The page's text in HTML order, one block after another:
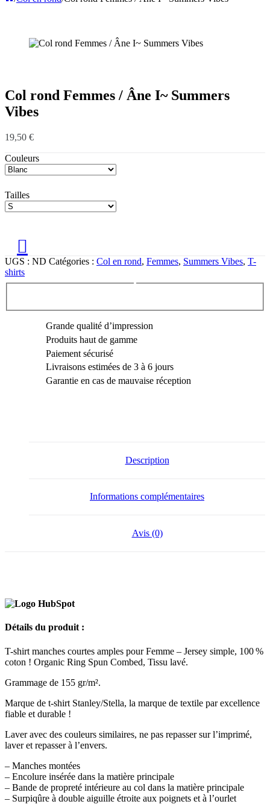
Col rond Femmes / Âne I~ Summers
Vibes
19,50 €
Couleurs
Tailles
UGS : ND Catégories : Col en rond, Femmes, Summers Vibes, T-
shirts
Grande qualité d’impression
Produits haut de gamme
Paiement sécurisé
Livraisons estimées de 3 à 6 jours
Garantie en cas de mauvaise réception
Description
Informations complémentaires
Avis (0)
Détails du produit :
T-shirt manches courtes amples pour Femme – Jersey simple, 100 %
coton ! Organic Ring Spun Combed, Tissu lavé.
Grammage de 155 gr/m².
Marque de t-shirt Stanley/Stella, la marque de textile par excellence
fiable et durable !
Laver avec des couleurs similaires, ne pas repasser sur l’imprimé,
laver et repasser à l’envers.
– Manches montées
– Encolure insérée dans la matière principale
– Bande de propreté intérieure au col dans la matière principale
– Surpiqûre à double aiguille étroite aux poignets et à l’ourlet